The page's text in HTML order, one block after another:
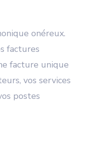
onéreux.
factures
facture unique
vos services
postes